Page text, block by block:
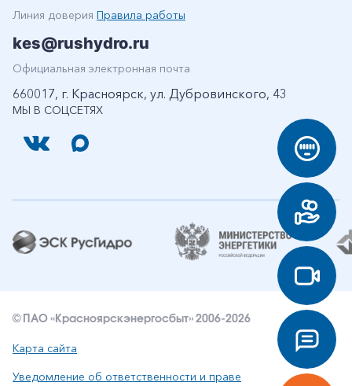
МЫ В СОЦСЕТЯХ
Линия доверия Правила работы
kes@rushydro.ru
Официальная электронная почта
660017, г. Красноярск, ул. Дубровинского, 43
© ПАО «Красноярскэнергосбыт» 2006-2026
Карта сайта
Уведомление об ответственности и праве